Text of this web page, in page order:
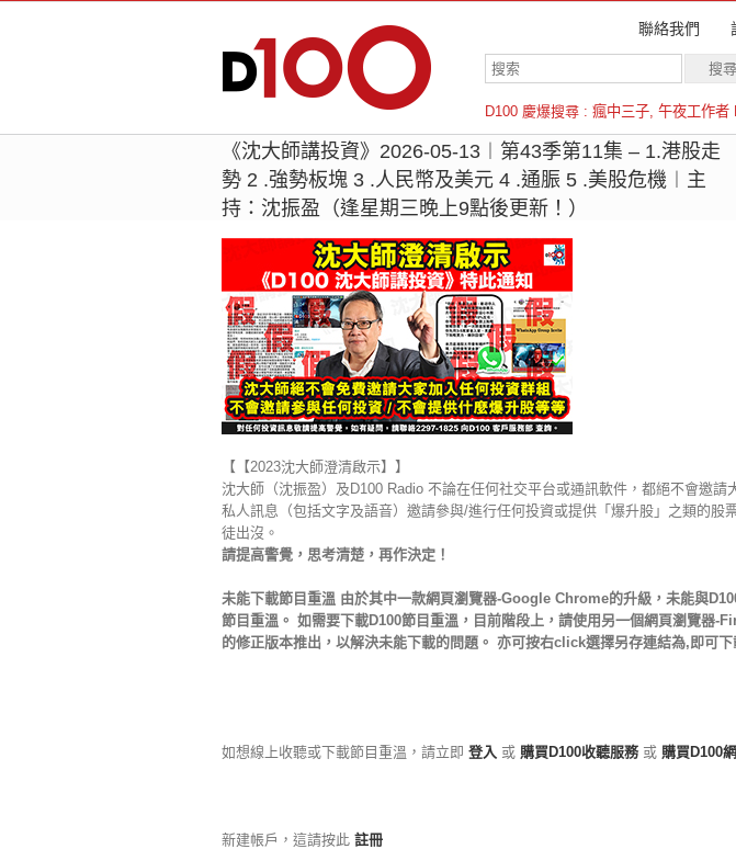
聯絡我們
D100 慶爆搜尋 : 瘋中三子, 午夜工作者
羅倫斯
《沈大師講投資》2026-05-13︱第43季第11集 – 1.港股走
勢 2 .強勢板塊 3 .人民幣及美元 4 .通脤 5 .美股危機︱主
持：沈振盈（逢星期三晚上9點後更新！）
【【2023沈大師澄清啟示】】
沈大師（沈振盈）及D100 Radio 不論在任何社交平台或通訊軟件，都絕不會邀請
私人訊息（包括文字及語音）邀請參與/進行任何投資或提供「爆升股」之類的股
徒出沒。
請提高警覺，思考清楚，再作決定！
未能下載節目重溫 由於其中一款網頁瀏覽器-Google Chrome的升級，未能與
節目重溫。 如需要下載D100節目重溫，目前階段上，請使用另一個網頁瀏覽器-
的修正版本推出，以解決未能下載的問題。 亦可按右click選擇另存連結為,即可下
如想線上收聽或下載節目重溫，請立即 登入 或 購買D100收聽服務 或 購買D100
新建帳戶，這請按此 註冊